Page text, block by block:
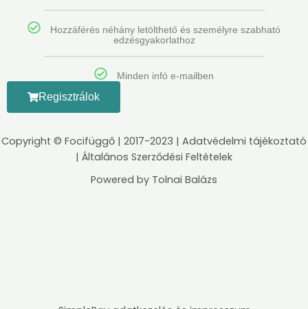
Hozzáférés néhány letölthető és személyre szabható
edzésgyakorlathoz
Minden infó e-mailben
Regisztrálok
Copyright © Focifüggő | 2017-2023 | Adatvédelmi tájékoztató
| Általános Szerződési Feltételek
Powered by Tolnai Balázs